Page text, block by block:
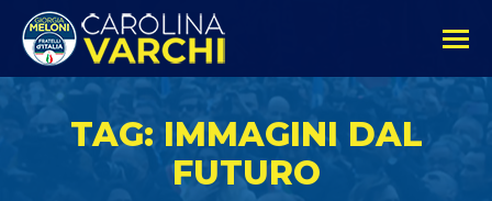
TAG: IMMAGINI DAL
FUTURO